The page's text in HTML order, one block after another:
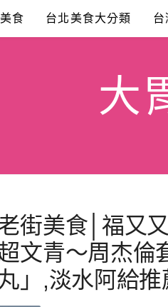
食 台北美食大分類 台
大
街美食│福又
文青～周杰倫
」,淡水阿給推